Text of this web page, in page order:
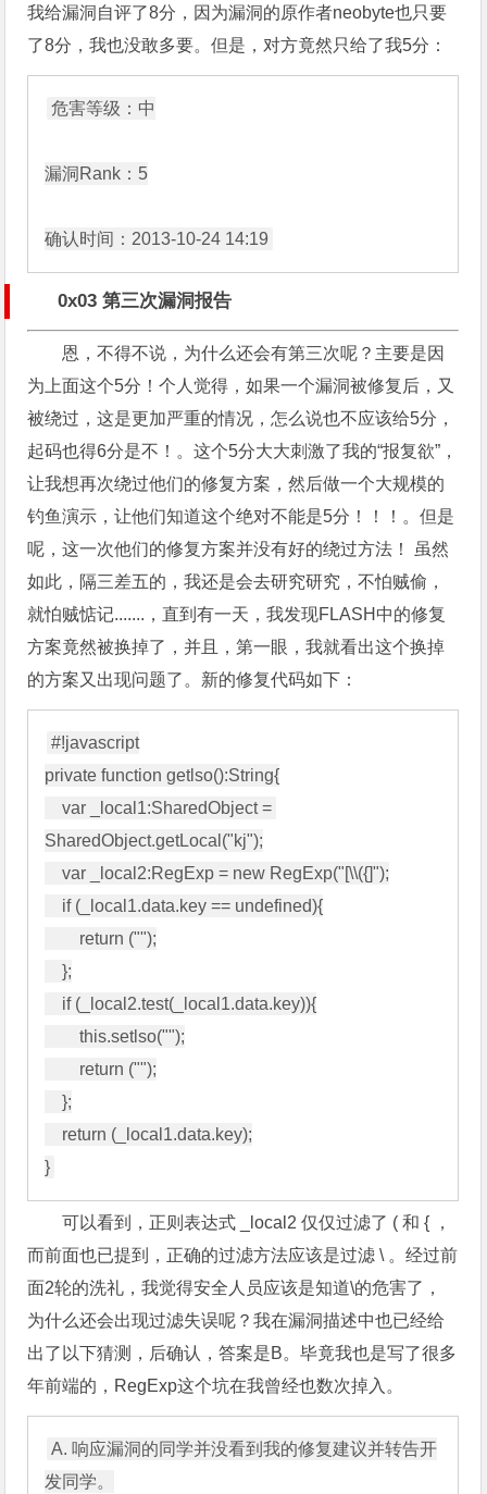
我给漏洞自评了8分，因为漏洞的原作者neobyte也只要
了8分，我也没敢多要。但是，对方竟然只给了我5分：
危害等级：中
漏洞Rank：5
0x03 第三次漏洞报告
恩，不得不说，为什么还会有第三次呢？主要是因
为上面这个5分！个人觉得，如果一个漏洞被修复后，又
被绕过，这是更加严重的情况，怎么说也不应该给5分，
起码也得6分是不！。这个5分大大刺激了我的“报复欲”，
让我想再次绕过他们的修复方案，然后做一个大规模的
钓鱼演示，让他们知道这个绝对不能是5分！！！。但是
呢，这一次他们的修复方案并没有好的绕过方法！ 虽然
如此，隔三差五的，我还是会去研究研究，不怕贼偷，
就怕贼惦记.......，直到有一天，我发现FLASH中的修复
方案竟然被换掉了，并且，第一眼，我就看出这个换掉
的方案又出现问题了。新的修复代码如下：
#!javascript
private function getlso():String{
    var _local1:SharedObject =
SharedObject.getLocal("kj");
    var _local2:RegExp = new RegExp("[\\({]");
    };
        this.setlso("");
    };
可以看到，正则表达式 _local2 仅仅过滤了 ( 和 { ，
而前面也已提到，正确的过滤方法应该是过滤 \ 。经过前
面2轮的洗礼，我觉得安全人员应该是知道\的危害了，
为什么还会出现过滤失误呢？我在漏洞描述中也已经给
出了以下猜测，后确认，答案是B。毕竟我也是写了很多
年前端的，RegExp这个坑在我曾经也数次掉入。
A. 响应漏洞的同学并没看到我的修复建议并转告开
发同学。